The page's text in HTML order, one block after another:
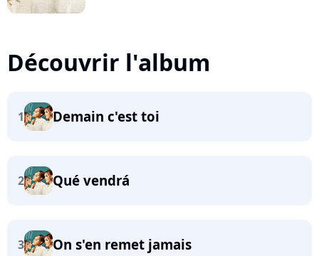
Découvrir l'album
1 Demain c'est toi
2 Qué vendrá
3 On s'en remet jamais